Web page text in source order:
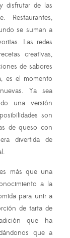
disfrutar de las
Restaurantes,
se suman a
Las redes
creativas,
de sabores
es el momento
Ya sea
una versión
son
de queso con
divertida de
más que una
a la
para unir a
de tarta de
que ha
que a